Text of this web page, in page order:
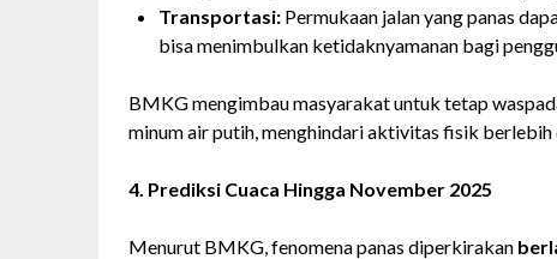
Transportasi: Permukaan jalan yang panas
bisa menimbulkan ketidaknyamanan bagi
BMKG mengimbau masyarakat untuk tetap
minum air putih, menghindari aktivitas fisik berlebih
4. Prediksi Cuaca Hingga November 2025
Menurut BMKG, fenomena panas diperkirakan